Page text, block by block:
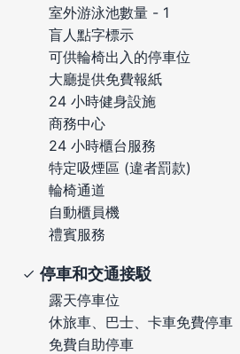
室外游泳池數量 - 1
盲人點字標示
可供輪椅出入的停車位
大廳提供免費報紙
24 小時健身設施
商務中心
24 小時櫃台服務
特定吸煙區 (違者罰款)
輪椅通道
自動櫃員機
禮賓服務
停車和交通接駁
露天停車位
休旅車、巴士、卡車免費停車
免費自助停車